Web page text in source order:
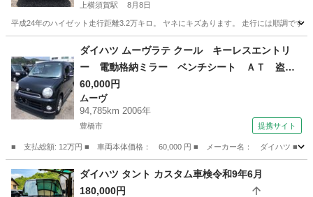
上横須賀駅 8月8日
平成24年のハイゼット走行距離3.2万キロ。 ヤネにキズあります。 走行には順調です。
上横須賀駅 ハイゼット
ダイハツ ムーヴラテ クール キーレスエントリ
ー 電動格納ミラー ベンチシート ＡＴ 盗難
防止システム ＡＢＳ ＣＤ アルミホイール
衝突安全ボディ エアコン パワーステアリン
グ 法廷整備付 （車検整備付）
60,000円
ムーヴ
94,785km 2006年
豊橋市 提携サイト
■ 支払総額: 12万円 ■ 車両本体価格： 60,000 円 ■ メーカー名： ダイハツ ■
愛知 豊橋市 ムーヴ
ダイハツ タント カスタム車検令和9年6月
180,000円